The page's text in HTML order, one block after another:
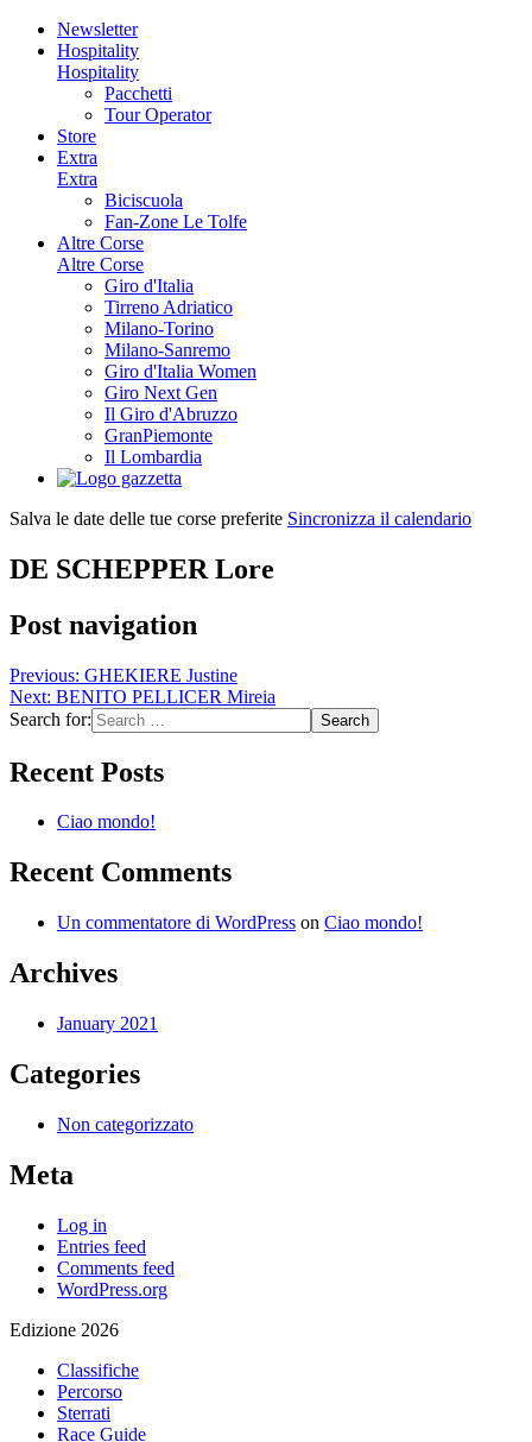
Newsletter
Hospitality
Hospitality
Pacchetti
Tour Operator
Store
Extra
Extra
Biciscuola
Fan-Zone Le Tolfe
Altre Corse
Altre Corse
Giro d'Italia
Tirreno Adriatico
Milano-Torino
Milano-Sanremo
Giro d'Italia Women
Giro Next Gen
Il Giro d'Abruzzo
GranPiemonte
Il Lombardia
Salva le date delle tue corse preferite Sincronizza il calendario
DE SCHEPPER Lore
Post navigation
Previous: GHEKIERE Justine
Next: BENITO PELLICER Mireia
Search for:
Recent Posts
Ciao mondo!
Recent Comments
Un commentatore di WordPress on Ciao mondo!
Archives
January 2021
Categories
Non categorizzato
Meta
Log in
Entries feed
Comments feed
WordPress.org
Edizione 2026
Classifiche
Percorso
Sterrati
Race Guide